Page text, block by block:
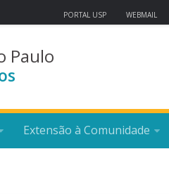
PORTAL USP WEBMAIL
Paulo
Extensão à Comunidade